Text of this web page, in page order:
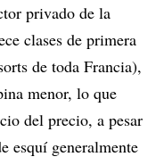
privado de la
clases de primera
de toda Francia),
menor, lo que
del precio, a pesar
esquí generalmente